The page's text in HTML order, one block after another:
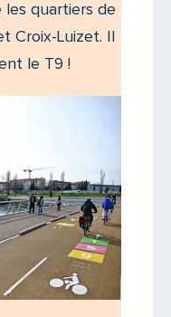
les quartiers de
Croix-Luizet. Il
le T9 !